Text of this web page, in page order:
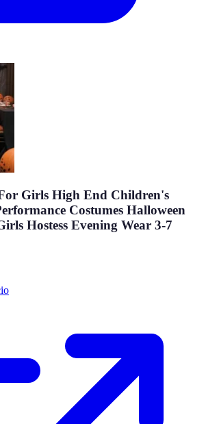
For Girls High End Children's
Costumes Halloween
Hostess Evening Wear 3-7